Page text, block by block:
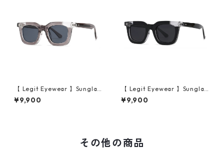
【 Legit Eyewear 】Sunglas
ses Konoe (Clear Grey/Gre
y)
¥9,900
【 Legit Eyewear 】Sunglas
ses Konoe (Black Clear/Gre
y)
¥9,900
その他の商品